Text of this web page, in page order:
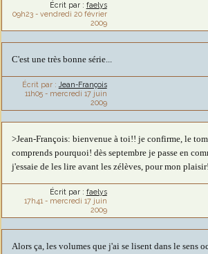
Écrit par : faelys
09h23- vendredi 20 février
2009
C'est une très bonne série...
Écrit par : Jean-François
11h05- mercredi 17 juin
2009
>Jean-François: bienvenue à toi!! je confirme, le
comprends pourquoi! dès septembre je passe en
j'essaie de les lire avant les zélèves, pour mon
Écrit par : faelys
17h41 - mercredi 17 juin
2009
Alors ça, les volumes que j'ai se lisent dans le sens